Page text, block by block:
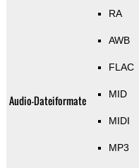
Audio-Dateiformate
RA
AWB
FLAC
MID
MIDI
MP3